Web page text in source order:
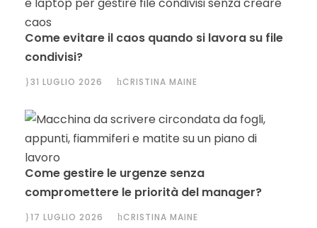
Come evitare il caos quando si lavora su file
condivisi?
31 LUGLIO 2026 CRISTINA MAINE
Come gestire le urgenze senza
compromettere le priorità del manager?
17 LUGLIO 2026 CRISTINA MAINE